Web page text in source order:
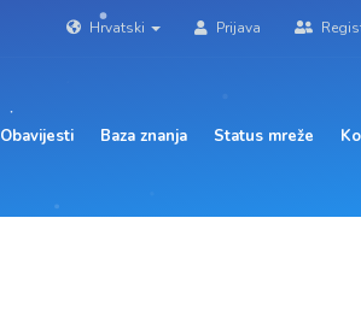
Hrvatski Prijava
Obavijesti Baza znanja Status mreže